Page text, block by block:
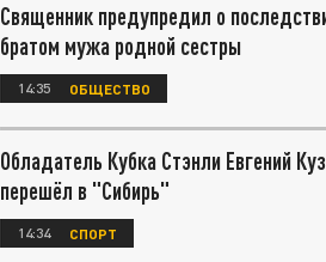
Священник предупредил о
братом мужа родной сестры
14:35 ОБЩЕСТВО
Обладатель Кубка Стэнли Евгений
перешёл в "Сибирь"
14:34 СПОРТ